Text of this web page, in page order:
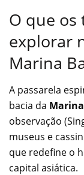
O que
explorar
Marina
A passarela
bacia da
observação
museus e
que redefine o
capital asiática.